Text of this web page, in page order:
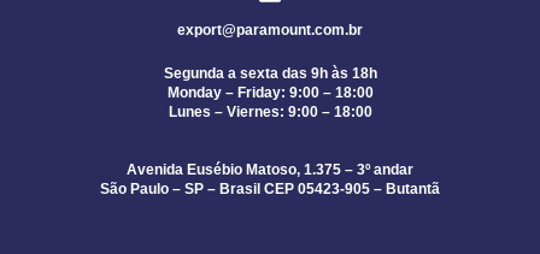
export@paramount.com.br
Segunda a sexta das 9h às 18h
Monday – Friday: 9:00 – 18:00
Lunes – Viernes: 9:00 – 18:00
Avenida Eusébio Matoso, 1.375 – 3º andar
São Paulo – SP – Brasil CEP 05423-905 – Butantã